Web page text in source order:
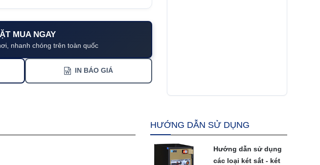
MUA NGAY
nhanh chóng trên toàn quốc
IN BÁO GIÁ
HƯỚNG DẪN SỬ DỤNG
Hướng dẫn sử dụng
các loại két sắt - két